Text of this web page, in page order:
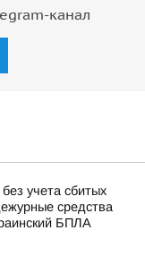
канал
учета сбитых
средства
БПЛА